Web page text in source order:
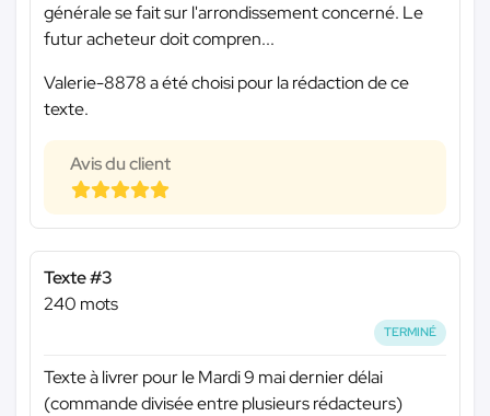
générale se fait sur l'arrondissement concerné. Le
futur acheteur doit compren...
Valerie-8878 a été choisi pour la rédaction de ce
texte.
Avis du client
Texte #3
240 mots
TERMINÉ
Texte à livrer pour le Mardi 9 mai dernier délai
(commande divisée entre plusieurs rédacteurs)